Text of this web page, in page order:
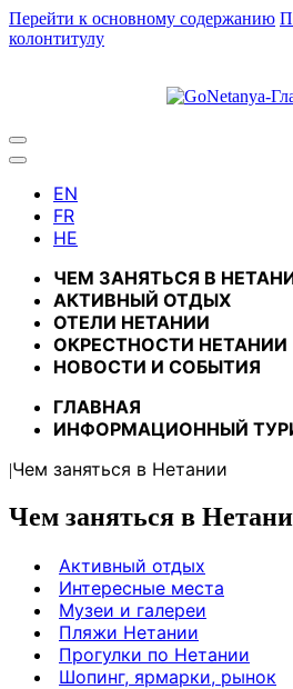
Перейти к основному содержанию
колонтитулу
ЧЕМ ЗАНЯТЬСЯ В
АКТИВНЫЙ ОТДЫХ
ОТЕЛИ НЕТАНИИ
ОКРЕСТНОСТИ НЕТАНИИ
НОВОСТИ И CОБЫТИЯ
ГЛАВНАЯ
ИНФОРМАЦИОННЫЙ
|Чем заняться в Нетании
Чем заняться в
Активный отдых
Интересные места
Музеи и галереи
Пляжи Нетании
Прогулки по Нетании
Шопинг, ярмарки, рынок